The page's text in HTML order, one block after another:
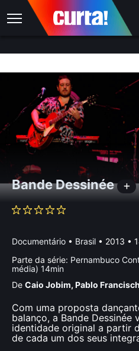
Bande Dessinée
Documentário • Brasil • 2013 •
Parte da série: Pernambuco
média) 14min
De Caio Jobim, Pablo
Com uma proposta
balanço, a Bande Dessinée
identidade original a partir
de cada um dos seus